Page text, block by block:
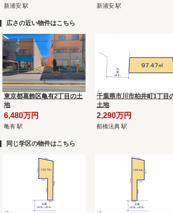
新浦安 駅 新浦安 駅
広さの近い物件はこちら
東京都葛飾区亀有2丁目の土
地
6,480万円
亀有 駅
千葉県市川市柏井町1丁目
土地
2,290万円
船橋法典 駅
同じ学区の物件はこちら